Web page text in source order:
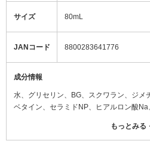
サイズ 80mL
JANコード 8800283641776
成分情報
水、グリセリン、BG、スクワラン、ジメ
ベタイン、セラミドNP、ヒアルロン酸
ン、セチルPGヒドロキシエチルパルミタ
ゴ脂質、塩化亜鉛、プロパンジオール、
もっとみる